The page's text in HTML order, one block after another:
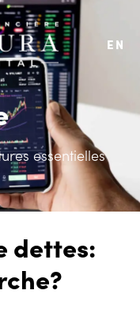
EN
essentielles
dettes: